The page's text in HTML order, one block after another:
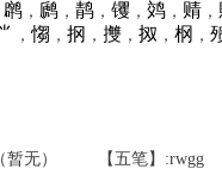
䴙， 䴘， 䴖， 䦆， 䴔， 䞍，
⺌ ， 㥮 ， 㧏 ， 㩳， 㧐 ， 㭎 ，
暂无） 【五笔】:rwgg